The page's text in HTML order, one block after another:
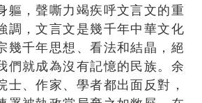
軀，聲嘶力竭疾呼文言文的重
調，文言文是幾千年中華文化
幾千年思想、看法和結晶，絕
們就成為沒有記憶的民族。余
士、作家、學者都出面反對，